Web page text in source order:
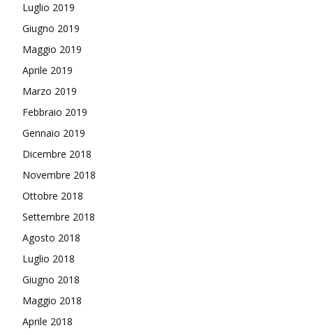
Luglio 2019
Giugno 2019
Maggio 2019
Aprile 2019
Marzo 2019
Febbraio 2019
Gennaio 2019
Dicembre 2018
Novembre 2018
Ottobre 2018
Settembre 2018
Agosto 2018
Luglio 2018
Giugno 2018
Maggio 2018
Aprile 2018